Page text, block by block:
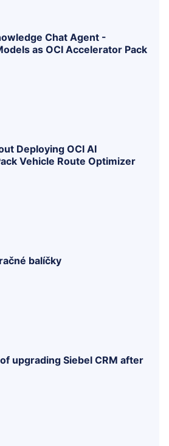
Chat Agent -
as OCI Accelerator Pack
Deploying OCI AI
Vehicle Route Optimizer
balíčky
upgrading Siebel CRM after